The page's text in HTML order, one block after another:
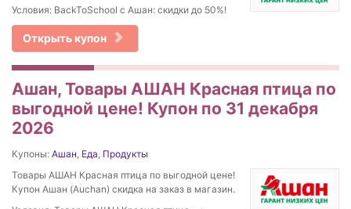
Условия: BackToSchool с Ашан: скидки до 50%!
Открыть купон
Ашан, Товары АШАН Красная птица по
выгодной цене! Купон по 31 декабря
2026
Купоны: Ашан, Еда, Продукты
Товары АШАН Красная птица по выгодной цене!
Купон Ашан (Auchan) скидка на заказ в магазин.